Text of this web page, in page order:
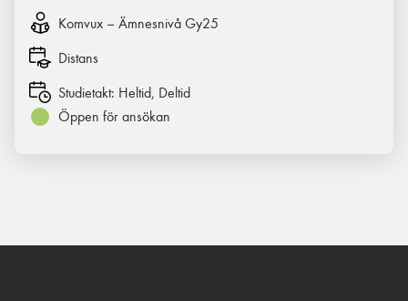
Komvux – Ämnesnivå Gy25
Distans
Studietakt: Heltid, Deltid
Öppen för ansökan